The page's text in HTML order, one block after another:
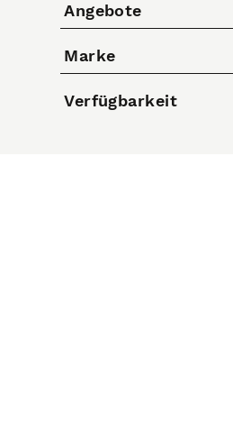
Angebote
Nur Angebote anzeigen
Marke
Continental
Verfügbarkeit